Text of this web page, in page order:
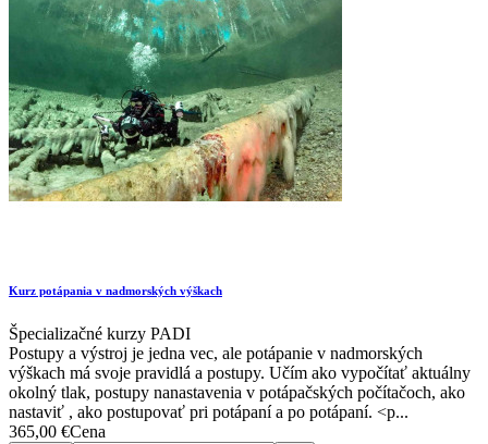
Kurz potápania v nadmorských výškach
Špecializačné kurzy PADI
Postupy a výstroj je jedna vec, ale potápanie v nadmorských
výškach má svoje pravidlá a postupy. Učím ako vypočítať aktuálny
okolný tlak, postupy nanastavenia v potápačských počítačoch, ako
nastaviť , ako postupovať pri potápaní a po potápaní. <p...
365,00 €Cena